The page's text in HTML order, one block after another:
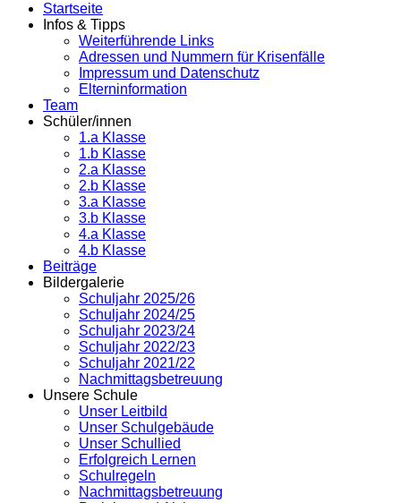
Startseite
Infos & Tipps
Weiterführende Links
Adressen und Nummern für Krisenfälle
Impressum und Datenschutz
Elterninformation
Team
Schüler/innen
1.a Klasse
1.b Klasse
2.a Klasse
2.b Klasse
3.a Klasse
3.b Klasse
4.a Klasse
4.b Klasse
Beiträge
Bildergalerie
Schuljahr 2025/26
Schuljahr 2024/25
Schuljahr 2023/24
Schuljahr 2022/23
Schuljahr 2021/22
Nachmittagsbetreuung
Unsere Schule
Unser Leitbild
Unser Schulgebäude
Unser Schullied
Erfolgreich Lernen
Schulregeln
Nachmittagsbetreuung